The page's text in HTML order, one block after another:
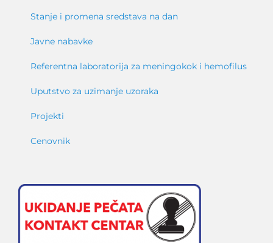
Stanje i promena sredstava na dan
Javne nabavke
Referentna laboratorija za meningokok i hemofilus
Uputstvo za uzimanje uzoraka
Projekti
Cenovnik